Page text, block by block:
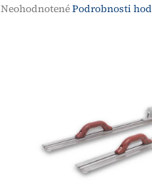
Priemerné
NeohodnotenéPodrobnosti